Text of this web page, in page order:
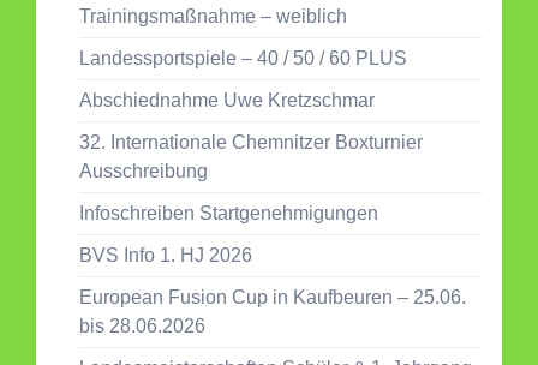
Trainingsmaßnahme – weiblich
Landessportspiele – 40 / 50 / 60 PLUS
Abschiednahme Uwe Kretzschmar
32. Internationale Chemnitzer Boxturnier
Ausschreibung
Infoschreiben Startgenehmigungen
BVS Info 1. HJ 2026
European Fusion Cup in Kaufbeuren – 25.06.
bis 28.06.2026